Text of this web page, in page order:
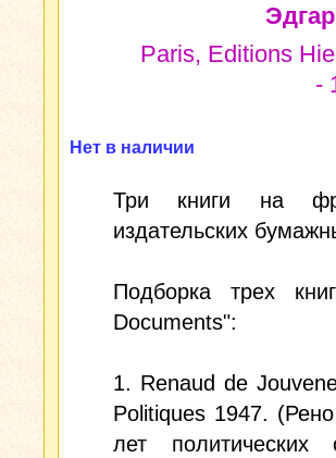
Paris, Editions
-
Нет в наличии
Три книги на
издательских
Подборка трех
Documents":
1. Renaud de
Politiques 1947.
лет политических